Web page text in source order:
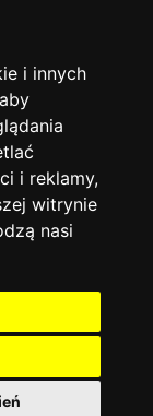
i innych
i reklamy,
witrynie
nasi
I
Translate